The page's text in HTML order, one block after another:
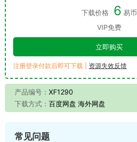
下载价格 6 易币
VIP免费
立即购买
注册登录付款后即可下载 | 资源失效反馈
产品编号： XF1290
下载方式： 百度网盘 海外网盘
常见问题